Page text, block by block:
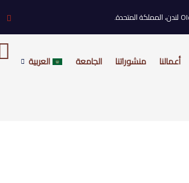
أعمالنا منشوراتنا الجامعة العربية